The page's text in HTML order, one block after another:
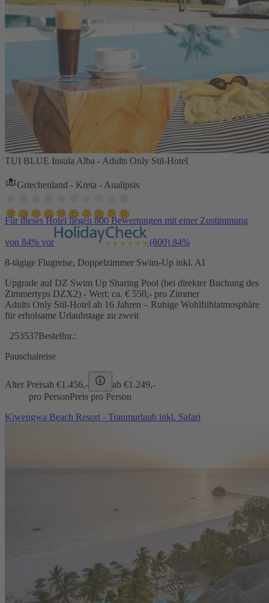
TUI BLUE Insula Alba - Adults Only Stil-Hotel
Griechenland - Kreta - Analipsis
Für dieses Hotel liegen 800 Bewertungen mit einer Zustimmung
von 84% vor (800) 84%
8-tägige Flugreise, Doppelzimmer Swim-Up inkl. AI
Upgrade auf DZ Swim Up Sharing Pool (bei direkter Buchung des
Zimmertyps DZX2) - Wert: ca. € 550,- pro Zimmer
Adults Only Stil-Hotel ab 16 Jahren – Ruhige Wohlfühlatmosphäre
für erholsame Urlaubstage zu zweit
253537Bestellnr.:
Pauschalreise
Alter Preisab €1.456,- ab €1.249,-
pro PersonPreis pro Person
Kiwengwa Beach Resort - Traumurlaub inkl. Safari